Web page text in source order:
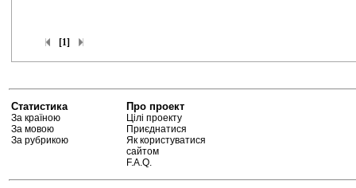
[1]
Статистика
За країною
За мовою
За рубрикою
Про проект
Цілі проекту
Приєднатися
Як користуватися
сайтом
F.A.Q.